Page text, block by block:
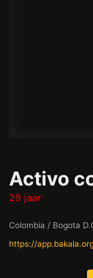
Activo
29 jaar
Colombia / Bogota
https://